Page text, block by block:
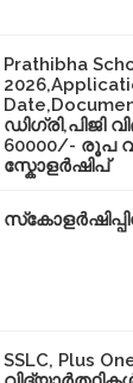
Prathibha
ഡിഗ്രി,പിജി
60000/- രൂപ
സ്കോളർഷിപ്
SSLC, Plus